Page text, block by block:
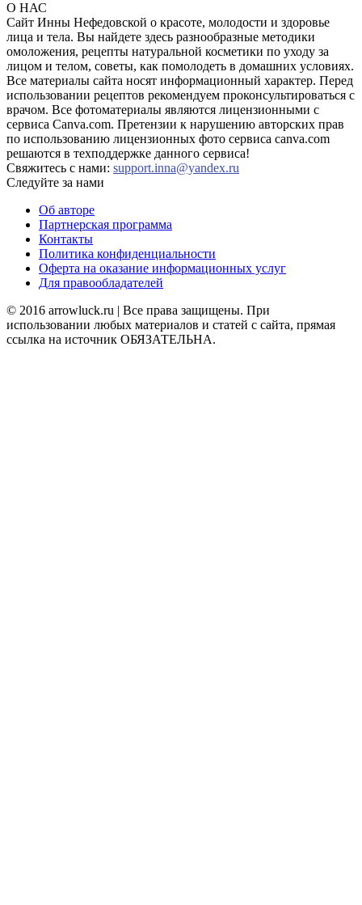
О НАС
Сайт Инны Нефедовской о красоте, молодости и здоровье
лица и тела. Вы найдете здесь разнообразные методики
омоложения, рецепты натуральной косметики по уходу за
лицом и телом, советы, как помолодеть в домашних условиях.
Все материалы сайта носят информационный характер. Перед
использовании рецептов рекомендуем проконсультироваться с
врачом. Все фотоматериалы являются лицензионными с
сервиса Canva.com. Претензии к нарушению авторских прав
по использованию лицензионных фото сервиса canva.com
решаются в техподдержке данного сервиса!
Свяжитесь с нами: support.inna@yandex.ru
Следуйте за нами
Об авторе
Партнерская программа
Контакты
Политика конфиденциальности
Оферта на оказание информационных услуг
Для правообладателей
© 2016 arrowluck.ru | Все права защищены. При
использовании любых материалов и статей с сайта, прямая
ссылка на источник ОБЯЗАТЕЛЬНА.